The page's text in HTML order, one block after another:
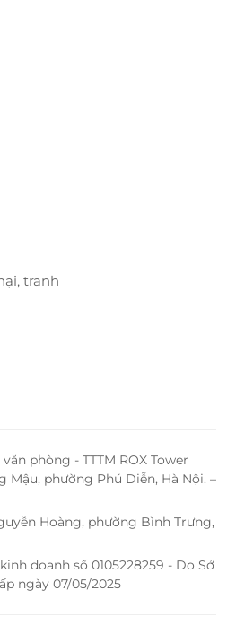
tại
tranh
phòng - TTTM ROX Tower
Mậu, phường Phú Diễn, Hà Nội. –
Hoàng, phường Bình Trưng,
doanh số 0105228259 - Do Sở
ngày 07/05/2025